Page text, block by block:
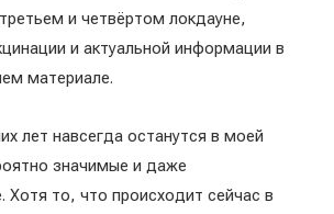
и четвёртом локдауне,
и актуальной информации в
материале.
лет навсегда останутся в моей
значимые и даже
Хотя то, что происходит сейчас в